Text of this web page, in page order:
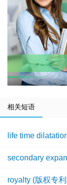
相关短语
life time
secondary
royalty (版权专